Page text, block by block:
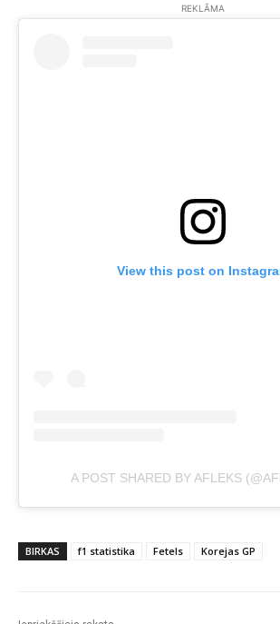
REKLĀMA
View this post on
A POST SHARED BY AFLEKS
BIRKAS f1 statistika Fetels Korejas GP